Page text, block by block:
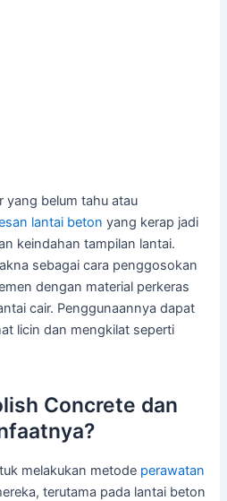
yang belum tahu atau
lantai beton yang kerap jadi
keindahan tampilan lantai.
sebagai cara penggosokan
dengan material perkeras
cair. Penggunaannya dapat
licin dan mengkilat seperti
Concrete dan
melakukan metode perawatan
terutama pada lantai beton